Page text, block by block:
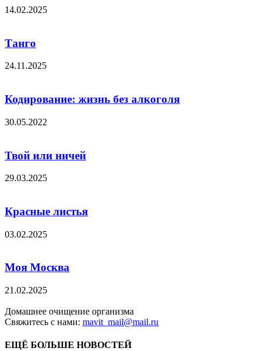
14.02.2025
Танго
24.11.2025
Кодирование: жизнь без алкоголя
30.05.2022
Твой или ничей
29.03.2025
Красные листья
03.02.2025
Моя Москва
21.02.2025
Домашнее очищение организма
Свяжитесь с нами: mavit_mail@mail.ru
ЕЩЁ БОЛЬШЕ НОВОСТЕЙ